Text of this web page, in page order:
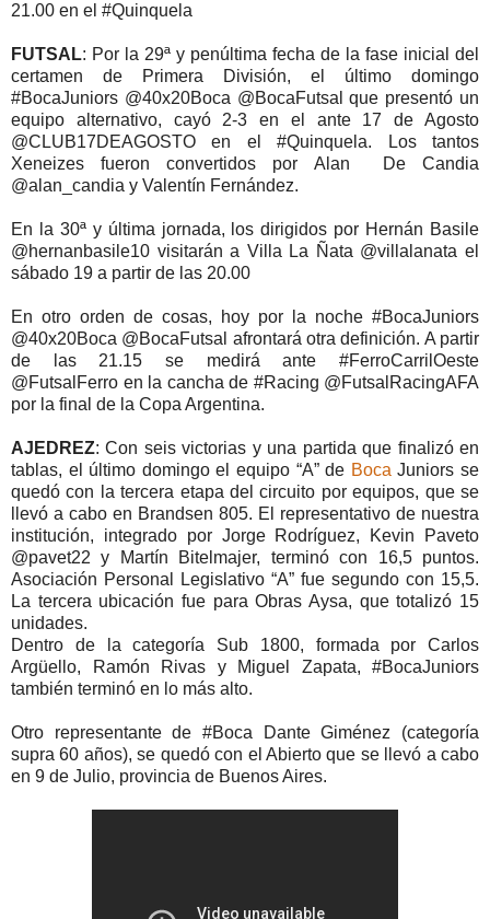
21.00 en el #Quinquela
FUTSAL: Por la 29ª y penúltima fecha de la fase inicial del
certamen de Primera División, el último domingo
#BocaJuniors @40x20Boca @BocaFutsal que presentó un
equipo alternativo, cayó 2-3 en el ante 17 de Agosto
@CLUB17DEAGOSTO en el #Quinquela. Los tantos
Xeneizes fueron convertidos por Alan De Candia
@alan_candia y Valentín Fernández.
En la 30ª y última jornada, los dirigidos por Hernán Basile
@hernanbasile10 visitarán a Villa La Ñata @villalanata el
sábado 19 a partir de las 20.00
En otro orden de cosas, hoy por la noche #BocaJuniors
@40x20Boca @BocaFutsal afrontará otra definición. A partir
de las 21.15 se medirá ante #FerroCarrilOeste
@FutsalFerro en la cancha de #Racing @FutsalRacingAFA
por la final de la Copa Argentina.
AJEDREZ: Con seis victorias y una partida que finalizó en
tablas, el último domingo el equipo “A” de Boca Juniors se
quedó con la tercera etapa del circuito por equipos, que se
llevó a cabo en Brandsen 805. El representativo de nuestra
institución, integrado por Jorge Rodríguez, Kevin Paveto
@pavet22 y Martín Bitelmajer, terminó con 16,5 puntos.
Asociación Personal Legislativo “A” fue segundo con 15,5.
La tercera ubicación fue para Obras Aysa, que totalizó 15
unidades.
Dentro de la categoría Sub 1800, formada por Carlos
Argüello, Ramón Rivas y Miguel Zapata, #BocaJuniors
también terminó en lo más alto.
Otro representante de #Boca Dante Giménez (categoría
supra 60 años), se quedó con el Abierto que se llevó a cabo
en 9 de Julio, provincia de Buenos Aires.